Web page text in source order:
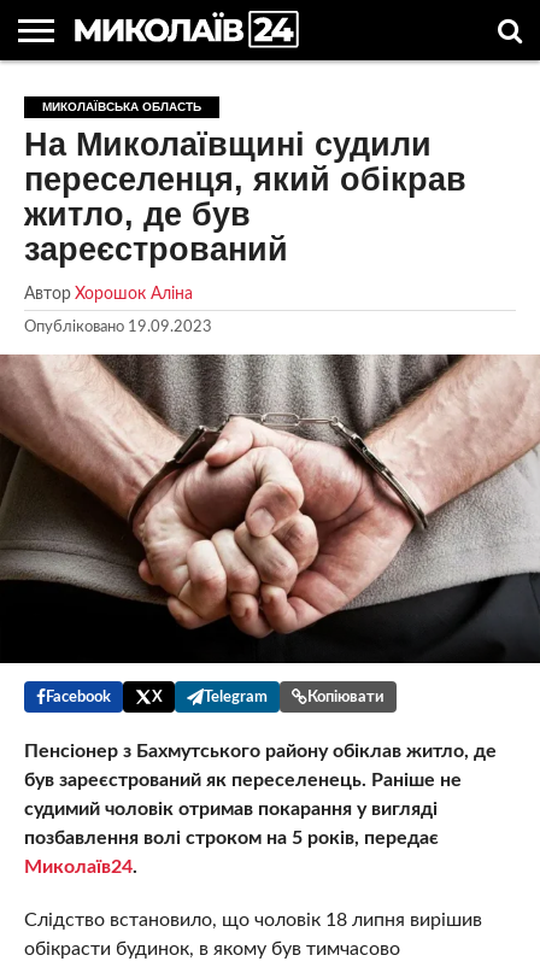
НОВИНИ
НОВИНИ
МИКОЛАЄВА
МИКОЛАЇВСЬКА
ОБЛАСТЬ
НОВИНИ
СПОРТУ
УКРАЇНА
ТА СВІТ
НОВИНИ
КОМПАНІЙ
АСТРОЛОГІЯ
СВЯТА
В
УКРАЇНІ
КОРИСНІ
СТАТТІ
МИКОЛАЇВСЬКА ОБЛАСТЬ
На Миколаївщині судили
переселенця, який обікрав
житло, де був
зареєстрований
Автор Хорошок Аліна
Опубліковано 19.09.2023
Facebook X Telegram Копіювати
Пенсіонер з Бахмутського району обіклав житло, де
був зареєстрований як переселенець. Раніше не
судимий чоловік отримав покарання у вигляді
позбавлення волі строком на 5 років, передає
Миколаїв24.
Слідство встановило, що чоловік 18 липня вирішив
обікрасти будинок, в якому був тимчасово